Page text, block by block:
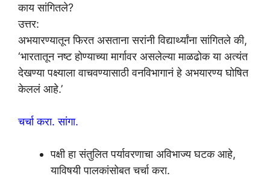
काय सांगितले?
उत्तर:
अभयारण्यातून फिरत असताना सरांनी विद्यार्थ्यांना सांगितले की,
‘भारतातून नष्ट होण्याच्या मार्गावर असलेल्या माळढोक या अत्यंत
देखण्या पक्ष्याला वाचवण्यासाठी वनविभागानं हे अभयारण्य घोषित
केललं आहे.’
चर्चा करा. सांगा.
पक्षी हा संतुलित पर्यावरणाचा अविभाज्य घटक आहे,
याविषयी पालकांसोबत चर्चा करा.